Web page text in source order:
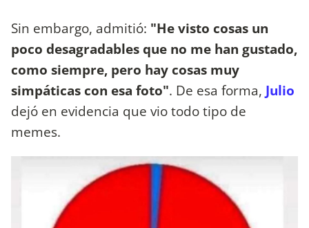
Sin embargo, admitió: "He visto cosas un
poco desagradables que no me han gustado,
como siempre, pero hay cosas muy
simpáticas con esa foto". De esa forma, Julio
dejó en evidencia que vio todo tipo de
memes.